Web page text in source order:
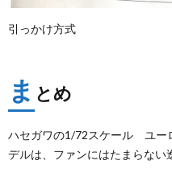
引っかけ方式
ま とめ
ハセガワの1/72スケール ユー
デルは、ファンにはたまらない